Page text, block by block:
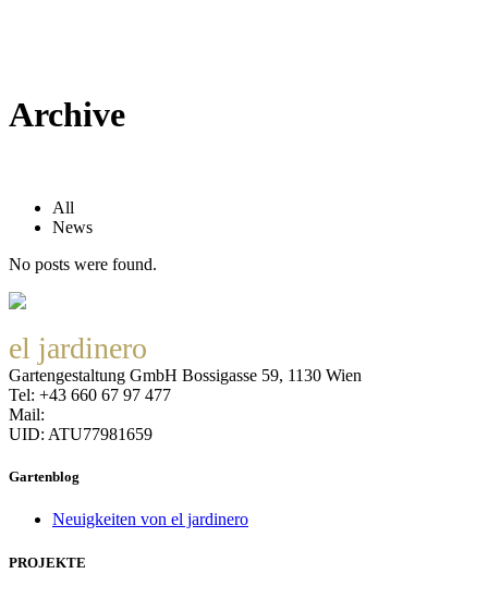
Archive
All
News
No posts were found.
el jardinero
Gartengestaltung GmbH Bossigasse 59, 1130 Wien
Tel: +43 660 67 97 477
Mail:
UID: ATU77981659
Gartenblog
Neuigkeiten von el jardinero
PROJEKTE